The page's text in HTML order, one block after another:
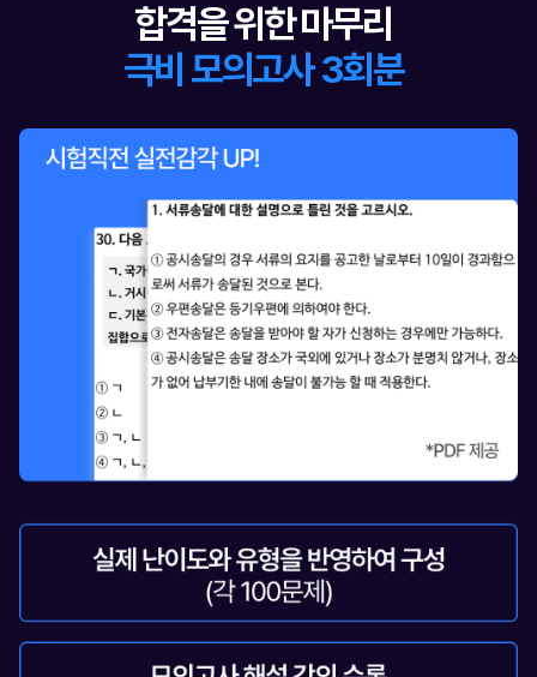
합격을 위한 마무리
극비 모의고사 3회분